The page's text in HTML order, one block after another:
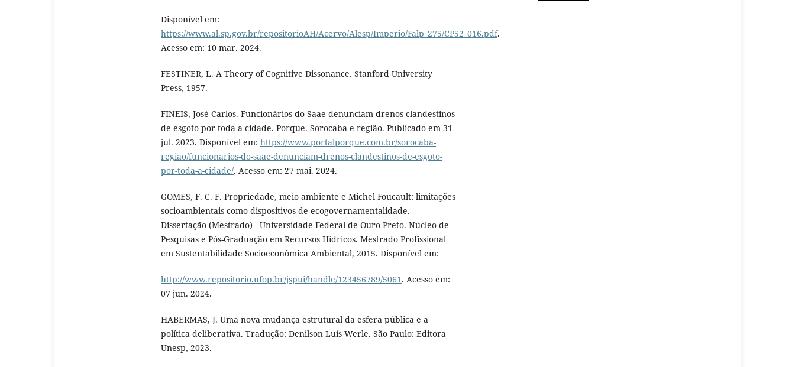
Disponível em:
https://www.al.sp.gov.br/repositorioAH/Acervo/Alesp/Imperio/Falp_275/CP52_016.pdf.
Acesso em: 10 mar. 2024.
FESTINER, L. A Theory of Cognitive Dissonance. Stanford University
Press, 1957.
FINEIS, José Carlos. Funcionários do Saae denunciam drenos clandestinos
de esgoto por toda a cidade. Porque. Sorocaba e região. Publicado em 31
jul. 2023. Disponível em: https://www.portalporque.com.br/sorocaba-
regiao/funcionarios-do-saae-denunciam-drenos-clandestinos-de-esgoto-
por-toda-a-cidade/. Acesso em: 27 mai. 2024.
GOMES, F. C. F. Propriedade, meio ambiente e Michel Foucault: limitações
socioambientais como dispositivos de ecogovernamentalidade.
Dissertação (Mestrado) - Universidade Federal de Ouro Preto. Núcleo de
Pesquisas e Pós-Graduação em Recursos Hídricos. Mestrado Profissional
em Sustentabilidade Socioeconômica Ambiental, 2015. Disponível em:
http://www.repositorio.ufop.br/jspui/handle/123456789/5061. Acesso em:
07 jun. 2024.
HABERMAS, J. Uma nova mudança estrutural da esfera pública e a
política deliberativa. Tradução: Denilson Luís Werle. São Paulo: Editora
Unesp, 2023.